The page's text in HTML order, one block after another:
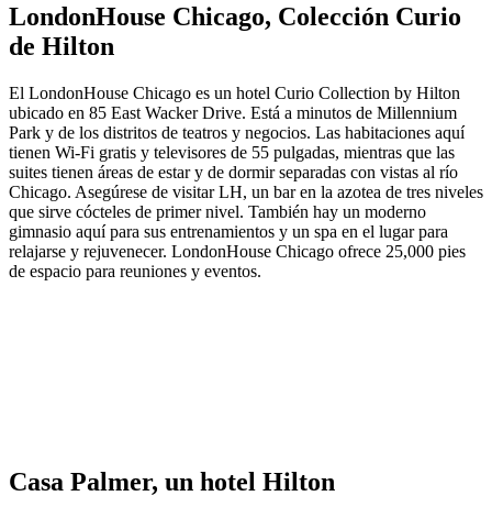
LondonHouse Chicago, Colección Curio
de Hilton
El LondonHouse Chicago es un hotel Curio Collection by Hilton
ubicado en 85 East Wacker Drive. Está a minutos de Millennium
Park y de los distritos de teatros y negocios. Las habitaciones aquí
tienen Wi-Fi gratis y televisores de 55 pulgadas, mientras que las
suites tienen áreas de estar y de dormir separadas con vistas al río
Chicago. Asegúrese de visitar LH, un bar en la azotea de tres niveles
que sirve cócteles de primer nivel. También hay un moderno
gimnasio aquí para sus entrenamientos y un spa en el lugar para
relajarse y rejuvenecer. LondonHouse Chicago ofrece 25,000 pies
de espacio para reuniones y eventos.
Casa Palmer, un hotel Hilton